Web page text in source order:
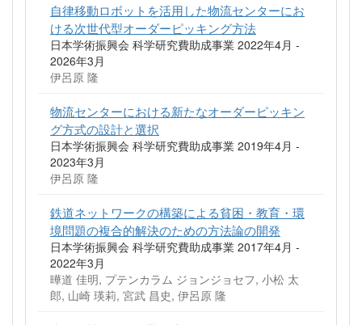
自律移動ロボットを活用した物流センターにお
ける次世代型オーダーピッキング方法
日本学術振興会 科学研究費助成事業 2022年4月 -
2026年3月
伊呂原 隆
物流センターにおける新たなオーダーピッキン
グ方式の設計と選択
日本学術振興会 科学研究費助成事業 2019年4月 -
2023年3月
伊呂原 隆
鉄道ネットワークの構築による貧困・教育・環
境問題の複合的解決のための方法論の開発
日本学術振興会 科学研究費助成事業 2017年4月 -
2022年3月
曄道 佳明, プテンカラム ジョンジョセフ, 小松 太
郎, 山崎 瑛莉, 宮武 昌史, 伊呂原 隆